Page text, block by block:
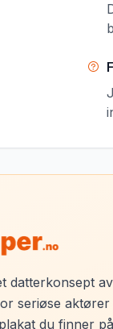
datterkonsept
seriøse
du finner